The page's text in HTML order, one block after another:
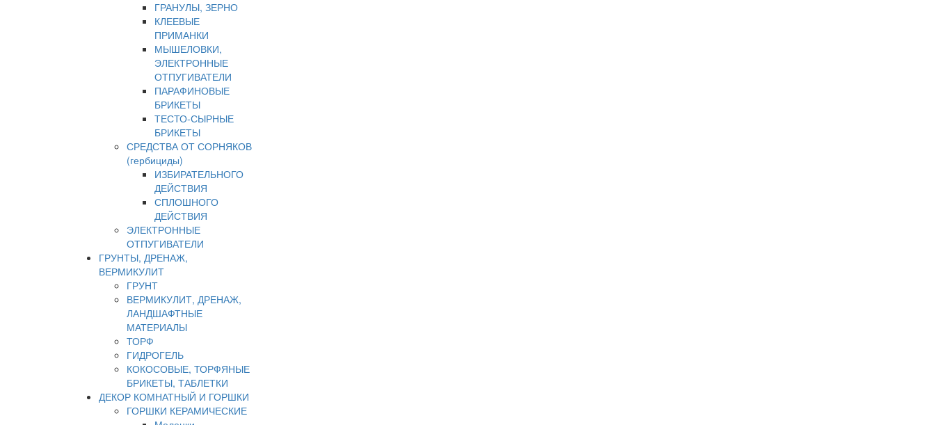
ГРАНУЛЫ, ЗЕРНО
КЛЕЕВЫЕ
ПРИМАНКИ
МЫШЕЛОВКИ,
ЭЛЕКТРОННЫЕ
ОТПУГИВАТЕЛИ
ПАРАФИНОВЫЕ
БРИКЕТЫ
ТЕСТО-СЫРНЫЕ
БРИКЕТЫ
СРЕДСТВА ОТ СОРНЯКОВ
(гербициды)
ИЗБИРАТЕЛЬНОГО
ДЕЙСТВИЯ
СПЛОШНОГО
ДЕЙСТВИЯ
ЭЛЕКТРОННЫЕ
ОТПУГИВАТЕЛИ
ГРУНТЫ, ДРЕНАЖ,
ВЕРМИКУЛИТ
ГРУНТ
ВЕРМИКУЛИТ, ДРЕНАЖ,
ЛАНДШАФТНЫЕ
МАТЕРИАЛЫ
ТОРФ
ГИДРОГЕЛЬ
КОКОСОВЫЕ, ТОРФЯНЫЕ
БРИКЕТЫ, ТАБЛЕТКИ
ДЕКОР КОМНАТНЫЙ И ГОРШКИ
ГОРШКИ КЕРАМИЧЕСКИЕ